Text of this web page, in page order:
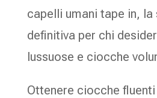
capelli umani tape in, la
definitiva per chi
lussuose e ciocche
Ottenere ciocche